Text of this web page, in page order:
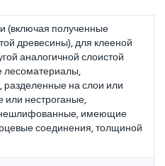
(включая полученные
древесины), для клееной
аналогичной слоистой
лесоматериалы,
на слои или
нестроганые,
имеющие
соединения, толщиной